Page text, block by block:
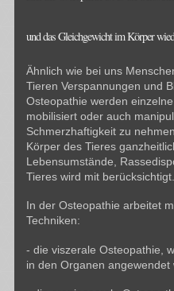
und das Gleichgewicht im Körper
Ähnlich wie bei uns
Tieren Verspannungen und
Osteopathie werden
mobilisiert oder auch
Schmerzhaftigkeit zu
Körper des Tieres
Lebensumstände,
Tieres wird mit berücksichtigt.
In der Osteopathie arbeitet
Techniken:
- die viszerale Osteopathie,
in den Organen angewendet